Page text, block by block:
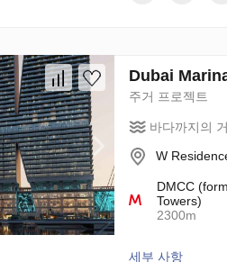
Dubai
주거 프로젝트
바다까지의
W
DMCC
Towers)
2300m
세부 사항